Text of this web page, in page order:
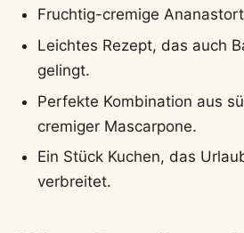
Fruchtig-cremige
Leichtes Rezept, das auch
gelingt.
Perfekte Kombination aus
cremiger Mascarpone.
Ein Stück Kuchen, das
verbreitet.